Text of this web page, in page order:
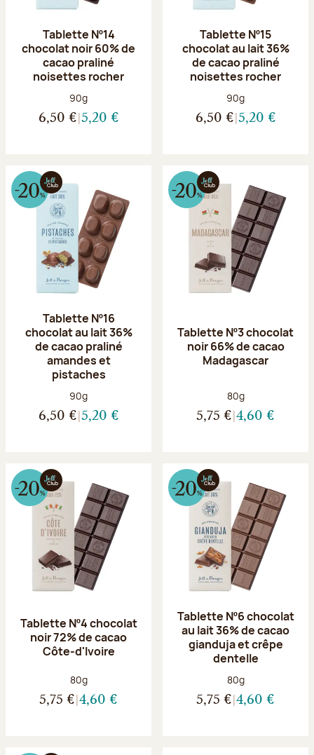
Tablette Nº14
chocolat noir 60% de
cacao praliné
noisettes rocher
Poids net :
90g
6,50 € 5,20 €
Tablette Nº15
chocolat au lait 36%
de cacao praliné
noisettes rocher
Poids net :
90g
6,50 € 5,20 €
Tablette Nº16
chocolat au lait 36%
de cacao praliné
amandes et
pistaches
Poids net :
90g
6,50 € 5,20 €
Tablette Nº3 chocolat
noir 66% de cacao
Madagascar
Poids net :
80g
5,75 € 4,60 €
Tablette Nº4 chocolat
noir 72% de cacao
Côte-d'Ivoire
Poids net :
80g
5,75 € 4,60 €
Tablette Nº6 chocolat
au lait 36% de cacao
gianduja et crêpe
dentelle
Poids net :
80g
5,75 € 4,60 €